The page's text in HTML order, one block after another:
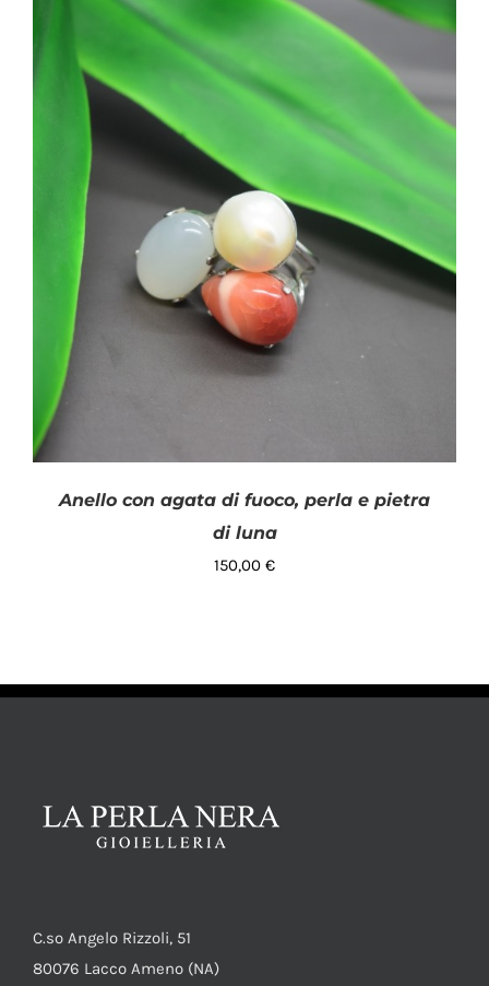
PRODOTTI
CONTATTI
Categorie prodotto
Anelli
(1)
Disponibile
Anello con agata di fuoco, perla e pietra
di luna
150,00 €
C.so Angelo Rizzoli, 51
80076 Lacco Ameno (NA)